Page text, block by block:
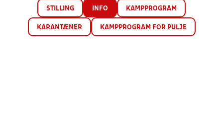
STILLING INFO KAMPPROGRAM
KARANTÆNER KAMPPROGRAM FOR PULJE